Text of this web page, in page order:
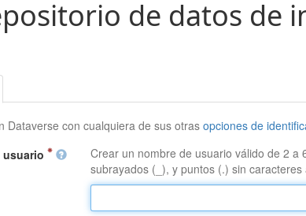
de datos de
Dataverse con cualquiera de sus otrasopciones de
Crear un nombre de usuario válido de 2
subrayados (_), y puntos (.) sin